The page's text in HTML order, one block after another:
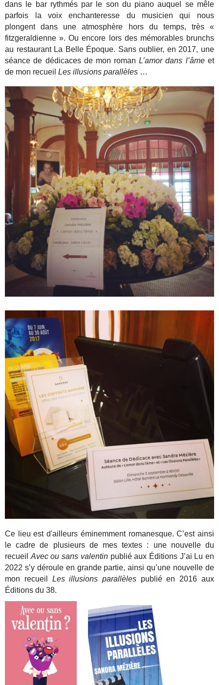
dans le bar rythmés par le son du piano auquel se mêle
parfois la voix enchanteresse du musicien qui nous
plongent dans une atmosphère hors du temps, très «
fitzgeraldienne ». Ou encore lors des mémorables brunchs
au restaurant La Belle Époque. Sans oublier, en 2017, une
séance de dédicaces de mon romanL’amor dans l’âmeet
de mon recueilLes illusions parallèles …
Ce lieu est d'ailleurs éminemment romanesque. C’est ainsi
le cadre de plusieurs de mes textes : une nouvelle du
recueil Avec ou sans valentinpublié aux Éditions J’ai Lu en
2022 s’y déroule en grande partie, ainsi qu’une nouvelle de
mon recueil Les illusions parallèles publié en 2016 aux
Éditions du 38.